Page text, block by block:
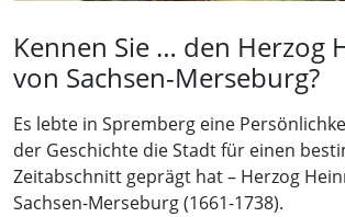
Kennen Sie … den Herzog
von Sachsen-Merseburg?
Es lebte in Spremberg eine
der Geschichte die Stadt für einen
Zeitabschnitt geprägt hat – Herzog
Sachsen-Merseburg (1661-1738).